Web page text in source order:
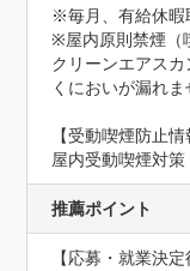
※毎月、有給休暇
※屋内原則禁煙（
クリーンエアス
くにおいが漏れま
【受動喫煙防止情
屋内受動喫煙対策
推薦ポイント
【応募・就業決定